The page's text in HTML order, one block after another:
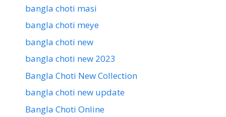
bangla choti masi
bangla choti meye
bangla choti new
bangla choti new 2023
Bangla Choti New Collection
bangla choti new update
Bangla Choti Online